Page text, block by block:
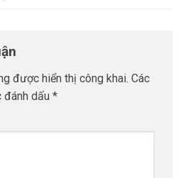
được hiển thị công khai. Các
dấu *